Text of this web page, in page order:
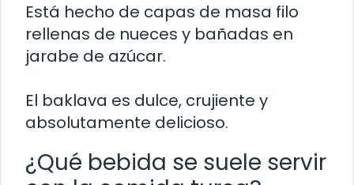
Está hecho de capas de masa filo
rellenas de nueces y bañadas en
jarabe de azúcar.
El baklava es dulce, crujiente y
absolutamente delicioso.
¿Qué bebida se suele servir